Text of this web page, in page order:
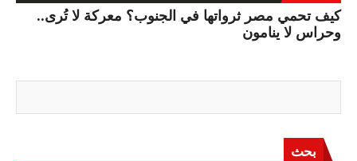
كيف تحمي مصر ثرواتها في الجنوب؟ معركة لا تُرى..
وحراس لا ينامون
بحث